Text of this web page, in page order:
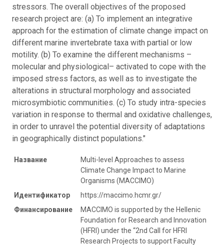
stressors. The overall objectives of the proposed
research project are: (a) To implement an integrative
approach for the estimation of climate change impact on
different marine invertebrate taxa with partial or low
motility. (b) To examine the different mechanisms –
molecular and physiological– activated to cope with the
imposed stress factors, as well as to investigate the
alterations in structural morphology and associated
microsymbiotic communities. (c) To study intra-species
variation in response to thermal and oxidative challenges,
in order to unravel the potential diversity of adaptations
in geographically distinct populations."
Название
Multi-level Approaches to assess
Climate Change Impact to Marine
Organisms (MACCIMO)
Идентификатор
https://maccimo.hcmr.gr/
Финансирование
MACCIMO is supported by the Hellenic
Foundation for Research and Innovation
(HFRI) under the “2nd Call for HFRI
Research Projects to support Faculty